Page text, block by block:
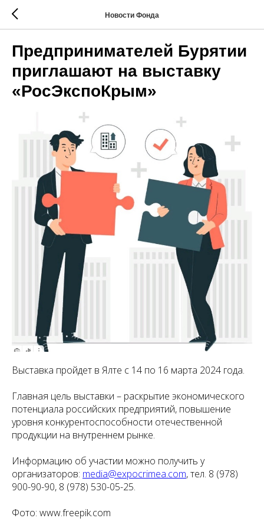
Новости Фонда
Предпринимателей Бурятии
приглашают на выставку
«РосЭкспоКрым»
Выставка пройдет в Ялте с 14 по 16 марта 2024 года.
Главная цель выставки – раскрытие экономического
потенциала российских предприятий, повышение
уровня конкурентоспособности отечественной
продукции на внутреннем рынке.
Информацию об участии можно получить у
организаторов: media@expocrimea.com, тел. 8 (978)
900-90-90, 8 (978) 530-05-25.
Фото: www.freepik.com